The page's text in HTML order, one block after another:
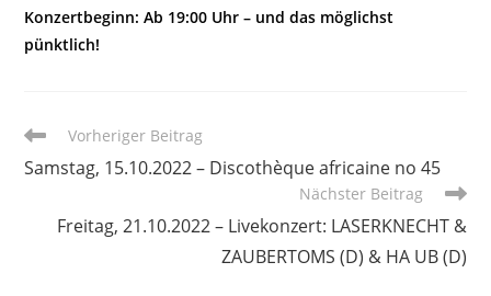
Konzertbeginn: Ab 19:00 Uhr – und das möglichst
pünktlich!
Weitere
ansehen
Vorheriger Beitrag
Samstag, 15.10.2022 – Discothèque africaine no 45
Nächster Beitrag
Freitag, 21.10.2022 – Livekonzert: LASERKNECHT &
ZAUBERTOMS (D) & HA UB (D)